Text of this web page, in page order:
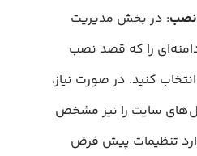
: در بخش مدیریت
را که قصد نصب
کنید. در صورت نیاز،
سایت را نیز مشخص
تنظیمات پیش فرض